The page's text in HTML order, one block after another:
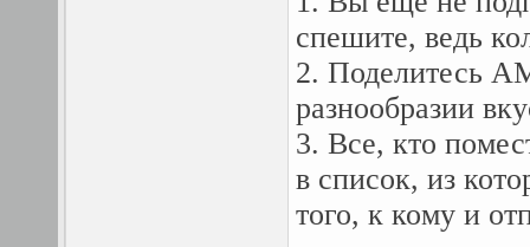
спешите, ведь
2. Поделитесь
разнообразии
3. Все, кто
в список, из
того, к кому и